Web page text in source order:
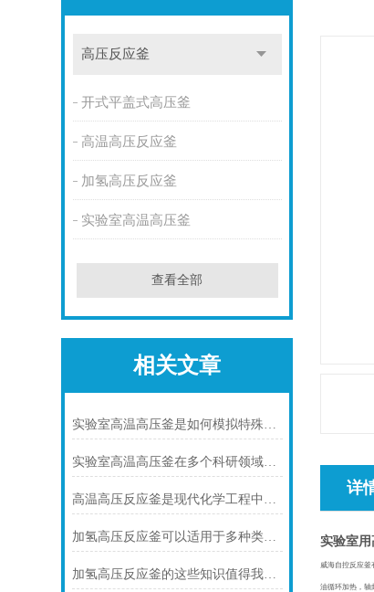
高压反应釜
开式平盖式高压釜
高温高压反应釜
加氢高压反应釜
实验室高温高压釜
查看全部
相关文章
实验室高温高压釜是如何模拟特殊环境下化学反应的?
实验室高温高压釜在多个科研领域中发挥着重要作用
高温高压反应釜是现代化学工程中不可少的核心装备
加氢高压反应釜可以适用于多种类型的加氢反应
加氢高压反应釜的这些知识值得我们学习
详
实验室
威海自控反应釜
油循环加热，轴